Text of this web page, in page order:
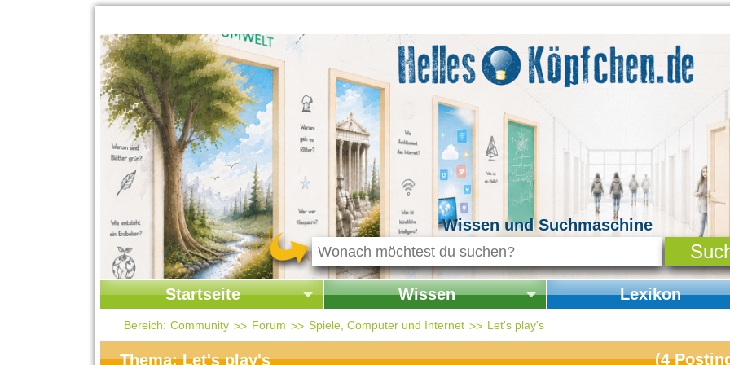
Wissen und Suchmaschine
Startseite
Startseite
Kontakt
Wissen
Startseite Wissen
Lexikon
Bereich: Community Forum Spiele, Computer und Internet Let's play's
Thema: Let's play's (4